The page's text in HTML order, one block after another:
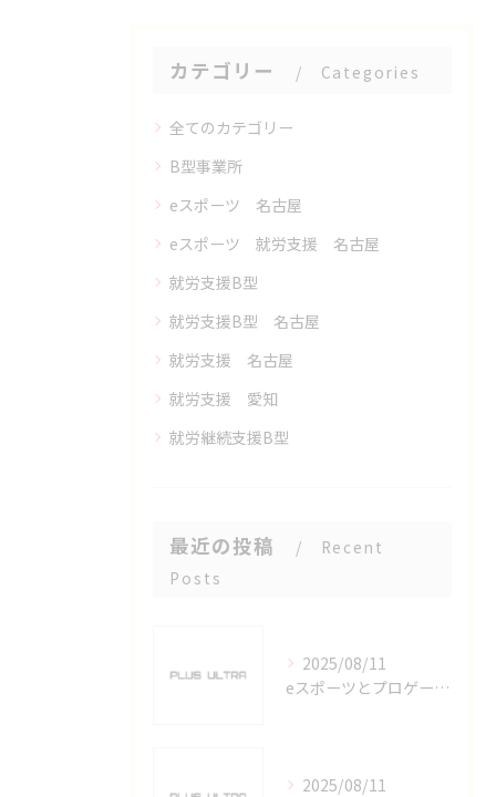
カテゴリー Categories
全てのカテゴリー
B型事業所
eスポーツ 名古屋
eスポーツ 就労支援 名古屋
就労支援B型
就労支援B型 名古屋
就労支援 名古屋
就労支援 愛知
就労継続支援B型
最近の投稿
Recent
Posts
2025/08/11
eスポーツとプロゲーマーを六番町駅で目指すための実践ガイド
2025/08/11